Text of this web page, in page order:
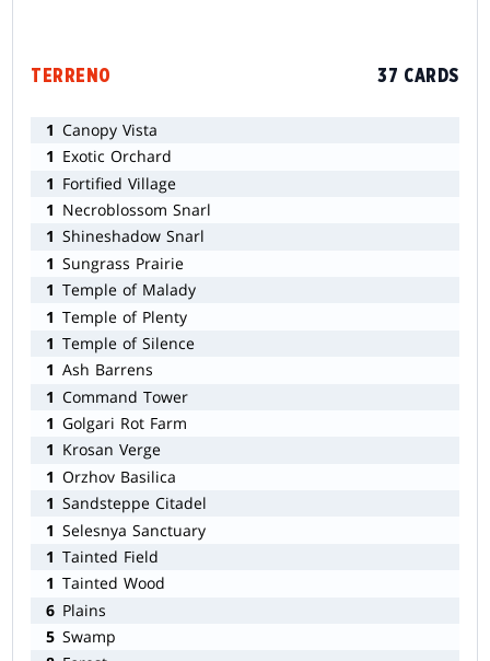
TERRENO 37 CARDS
1 Canopy Vista
1 Exotic Orchard
1 Fortified Village
1 Necroblossom Snarl
1 Shineshadow Snarl
1 Sungrass Prairie
1 Temple of Malady
1 Temple of Plenty
1 Temple of Silence
1 Ash Barrens
1 Command Tower
1 Golgari Rot Farm
1 Krosan Verge
1 Orzhov Basilica
1 Sandsteppe Citadel
1 Selesnya Sanctuary
1 Tainted Field
1 Tainted Wood
6 Plains
5 Swamp